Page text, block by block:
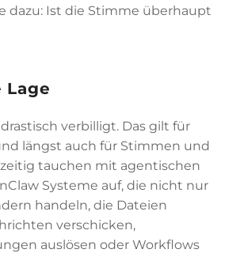
dazu: Ist die Stimme überhaupt
Lage
verbilligt. Das gilt für
längst auch für Stimmen und
tauchen mit agentischen
Systeme auf, die nicht nur
handeln, die Dateien
verschicken,
auslösen oder Workflows